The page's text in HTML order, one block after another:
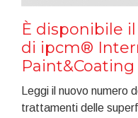
È disponibile
di ipcm®
Leggi il nuovo numero
trattamenti delle